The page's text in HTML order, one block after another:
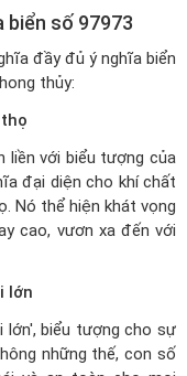
biển số 97973
đầy đủ ý nghĩa biển
thủy:
liền với biểu tượng của
đại diện cho khí chất
Nó thể hiện khát vọng
cao, vươn xa đến với
lớn
lớn', biểu tượng cho sự
những thế, con số